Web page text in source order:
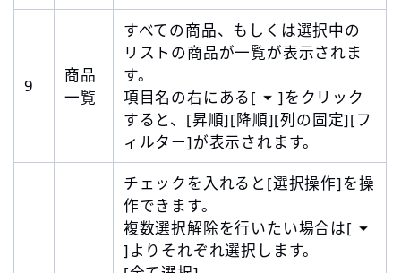
9
商品
一覧
すべての商品、もしくは選択中の
リストの商品が一覧が表示されま
す。
項目名の右にある[
]をクリック
すると、[昇順][降順][列の固定][フ
ィルター]が表示されます。
チェックを入れると[選択操作]を操
作できます。
複数選択解除を行いたい場合は[
]よりそれぞれ選択します。